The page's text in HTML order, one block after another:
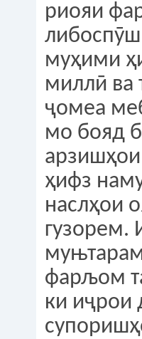
риояи
муҳими
миллӣ ва
ҷомеа
мо бояд
ҳифз
наслҳои
гузорем.
фарљом
ки иҷрои